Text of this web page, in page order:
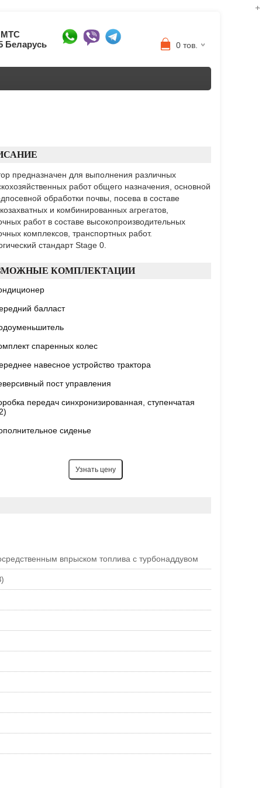
МТС
Беларусь
0 тов.
предназначен для выполнения различных
работ общего назначения, основной
обработки почвы, посева в составе
и комбинированных агрегатов,
работ в составе высокопроизводительных
комплексов, транспортных работ.
стандарт Stage 0.
КОМПЛЕКТАЦИИ
балласт
спаренных колес
навесное устройство трактора
пост управления
передач синхронизированная, ступенчатая
сиденье
Узнать цену
впрыском топлива с турбонаддувом